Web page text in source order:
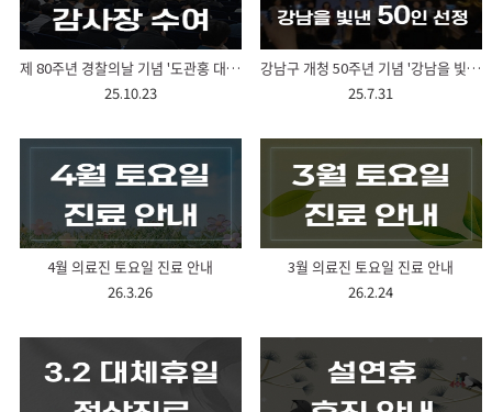
제 80주년 경찰의날 기념 '도관홍 대표원장' 감사장 수여식
25.10.23
강남구 개청 50주년 기념 '강남을 빛낸 50인 도관홍 대표원장' 위촉
25.7.31
4월 의료진 토요일 진료 안내
26.3.26
3월 의료진 토요일 진료 안내
26.2.24